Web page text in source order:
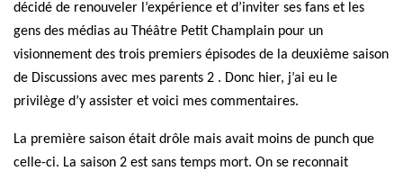
décidé de renouveler l’expérience et d’inviter ses fans et les
gens des médias au Théâtre Petit Champlain pour un
visionnement des trois premiers épisodes de la deuxième saison
de Discussions avec mes parents 2 . Donc hier, j’ai eu le
privilège d’y assister et voici mes commentaires.
La première saison était drôle mais avait moins de punch que
celle-ci. La saison 2 est sans temps mort. On se reconnait